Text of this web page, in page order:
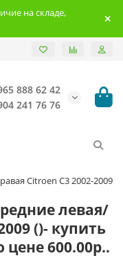
на складе,
888 62 42
241 76 76
Citroen C3 2002-2009
левая/
()- купить
600.00р..